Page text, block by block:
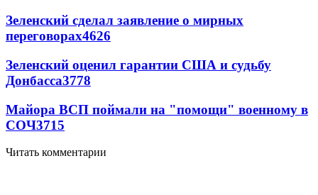
Зеленский сделал заявление о мирных
переговорах4626
Зеленский оценил гарантии США и судьбу
Донбасса3778
Майора ВСП поймали на "помощи" военному в
СОЧ3715
Читать комментарии